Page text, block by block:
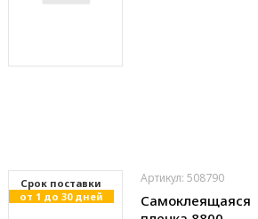
Cрок поставки
от 1 до 30 дней
Артикул: 508790
Самоклеящаяся